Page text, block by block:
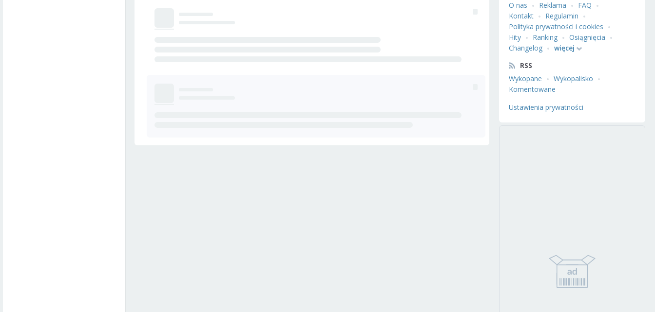
O nas
Reklama
FAQ
Kontakt
Regulamin
Polityka prywatności i cookies
Hity
Ranking
Osiągnięcia
Changelog
więcej
RSS
Wykopane
Wykopalisko
Komentowane
Ustawienia prywatności